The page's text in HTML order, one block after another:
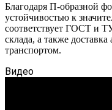
Благодаря П-образной
устойчивостью к
соответствует ГОСТ и
склада, а также
транспортом.
Видео